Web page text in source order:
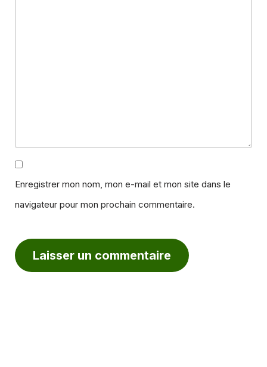
Enregistrer mon nom, mon e-mail et mon site dans le
navigateur pour mon prochain commentaire.